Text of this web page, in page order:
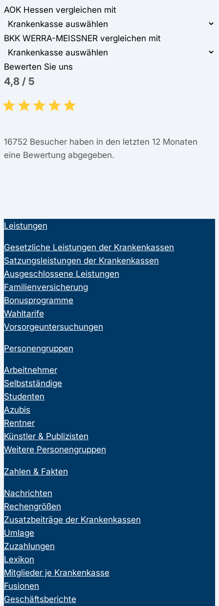
AOK Hessen vergleichen mit
BKK WERRA-MEISSNER vergleichen mit
Bewerten Sie uns
4,8 / 5
16752 Besucher haben in den letzten 12 Monaten
eine Bewertung abgegeben.
Leistungen
Gesetzliche Leistungen der Krankenkassen
Satzungsleistungen der Krankenkassen
Ausgeschlossene Leistungen
Familienversicherung
Bonusprogramme
Wahltarife
Vorsorgeuntersuchungen
Personengruppen
Arbeitnehmer
Selbstständige
Studenten
Azubis
Rentner
Künstler & Publizisten
Weitere Personengruppen
Zahlen & Fakten
Nachrichten
Rechengrößen
Zusatzbeiträge der Krankenkassen
Umlage
Zuzahlungen
Lexikon
Mitglieder je Krankenkasse
Fusionen
Geschäftsberichte